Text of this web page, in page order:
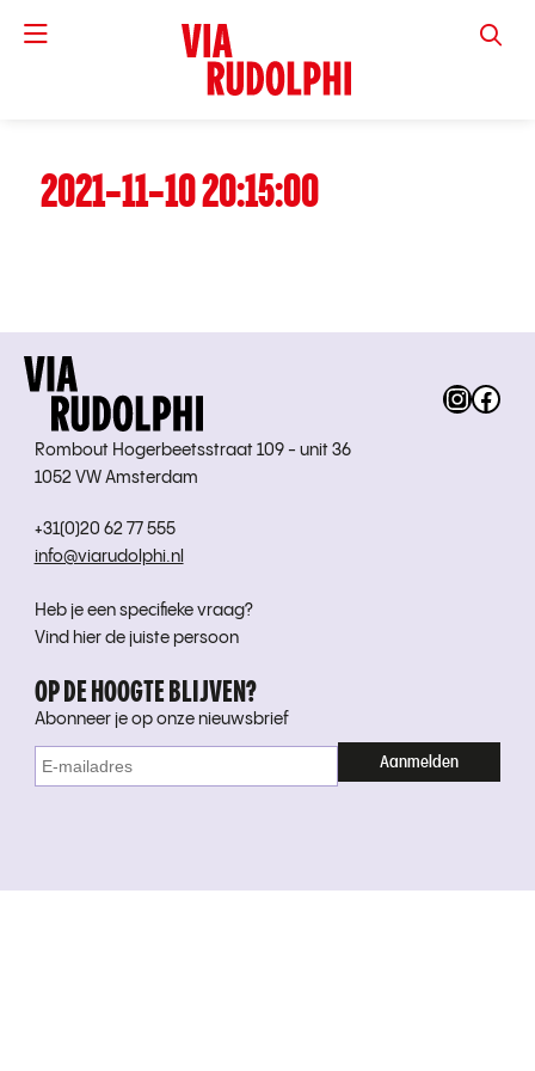
VIA
2021-11-10 20:15:00
Rombout Hogerbeetsstraat 109 - unit 36
1052 VW Amsterdam
+31(0)20 62 77 555
info@viarudolphi.nl
Heb je een specifieke vraag?
Vind hier de juiste persoon
OP DE HOOGTE BLIJVEN?
Abonneer je op onze nieuwsbrief